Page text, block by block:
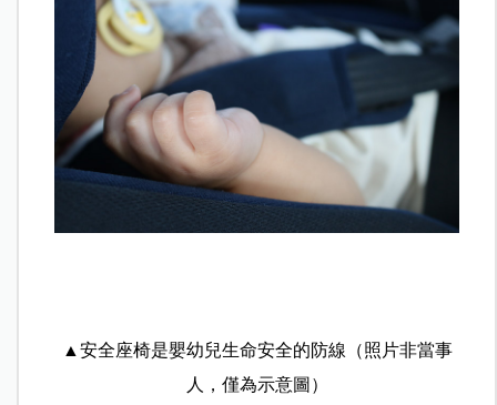
▲安全座椅是嬰幼兒生命安全的防線（照片非當事
人，僅為示意圖）